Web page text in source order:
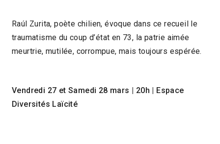
Raúl Zurita, poète chilien, évoque dans ce recueil le
traumatisme du coup d’état en 73, la patrie aimée
meurtrie, mutilée, corrompue, mais toujours espérée.
Vendredi 27 et Samedi 28 mars | 20h | Espace
Diversités Laïcité